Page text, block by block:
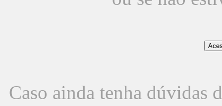
Caso ainda tenha dúvidas